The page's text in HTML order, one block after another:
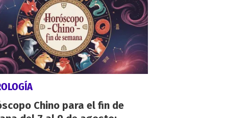
Chino para el fin de